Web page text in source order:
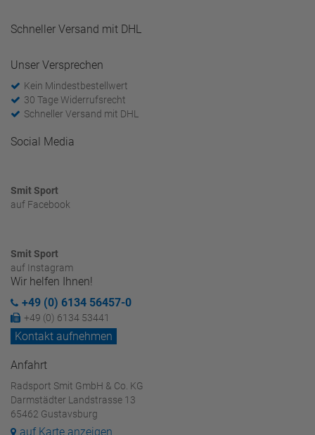
Schneller Versand mit DHL
Unser Versprechen
Kein Mindestbestellwert
30 Tage Widerrufsrecht
Schneller Versand mit DHL
Social Media
Smit Sport
auf Facebook
Smit Sport
auf Instagram
Wir helfen Ihnen!
+49 (0) 6134 56457-0
+49 (0) 6134 53441
Kontakt aufnehmen
Anfahrt
Radsport Smit GmbH & Co. KG
Darmstädter Landstrasse 13
65462 Gustavsburg
auf Karte anzeigen